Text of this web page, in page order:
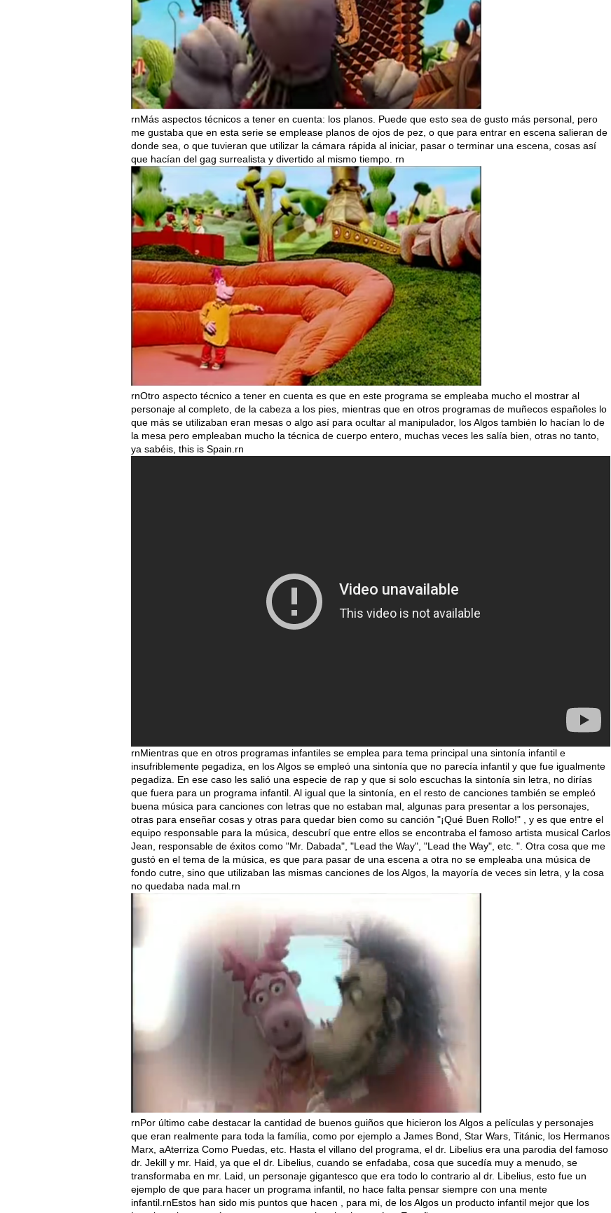
rnMás aspectos técnicos a tener en cuenta: los planos. Puede que esto sea de gusto más personal, pero
me gustaba que en esta serie se emplease planos de ojos de pez, o que para entrar en escena salieran de
donde sea, o que tuvieran que utilizar la cámara rápida al iniciar, pasar o terminar una escena, cosas así
que hacían del gag surrealista y divertido al mismo tiempo. rn
rnOtro aspecto técnico a tener en cuenta es que en este programa se empleaba mucho el mostrar al
personaje al completo, de la cabeza a los pies, mientras que en otros programas de muñecos españoles lo
que más se utilizaban eran mesas o algo así para ocultar al manipulador, los Algos también lo hacían lo de
la mesa pero empleaban mucho la técnica de cuerpo entero, muchas veces les salía bien, otras no tanto,
ya sabéis, this is Spain.rn
rnMientras que en otros programas infantiles se emplea para tema principal una sintonía infantil e
insufriblemente pegadiza, en los Algos se empleó una sintonía que no parecía infantil y que fue igualmente
pegadiza. En ese caso les salió una especie de rap y que si solo escuchas la sintonía sin letra, no dirías
que fuera para un programa infantil. Al igual que la sintonía, en el resto de canciones también se empleó
buena música para canciones con letras que no estaban mal, algunas para presentar a los personajes,
otras para enseñar cosas y otras para quedar bien como su canción "¡Qué Buen Rollo!" , y es que entre el
equipo responsable para la música, descubrí que entre ellos se encontraba el famoso artista musical Carlos
Jean, responsable de éxitos como "Mr. Dabada", "Lead the Way", "Lead the Way", etc. ". Otra cosa que me
gustó en el tema de la música, es que para pasar de una escena a otra no se empleaba una música de
fondo cutre, sino que utilizaban las mismas canciones de los Algos, la mayoría de veces sin letra, y la cosa
no quedaba nada mal.rn
rnPor último cabe destacar la cantidad de buenos guiños que hicieron los Algos a películas y personajes
que eran realmente para toda la família, como por ejemplo a James Bond, Star Wars, Titánic, los Hermanos
Marx, aAterriza Como Puedas, etc. Hasta el villano del programa, el dr. Libelius era una parodia del famoso
dr. Jekill y mr. Haid, ya que el dr. Libelius, cuando se enfadaba, cosa que sucedía muy a menudo, se
transformaba en mr. Laid, un personaje gigantesco que era todo lo contrario al dr. Libelius, esto fue un
ejemplo de que para hacer un programa infantil, no hace falta pensar siempre con una mente
infantil.rnEstos han sido mis puntos que hacen , para mi, de los Algos un producto infantil mejor que los